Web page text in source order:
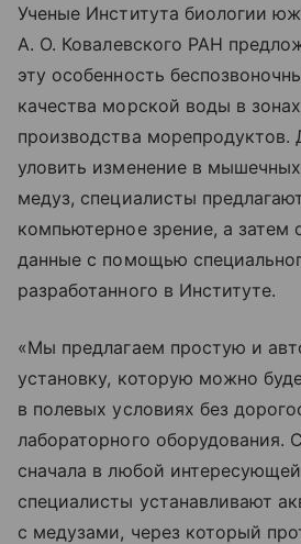
Ученые Института биологии
А. О. Ковалевского РАН
эту особенность
качества морской воды в
производства морепродуктов.
уловить изменение в
медуз, специалисты
компьютерное зрение, а затем
данные с помощью
разработанного в Институте.
«Мы предлагаем простую и
установку, которую можно
в полевых условиях без
лабораторного оборудования.
сначала в любой
специалисты устанавливают
с медузами, через который